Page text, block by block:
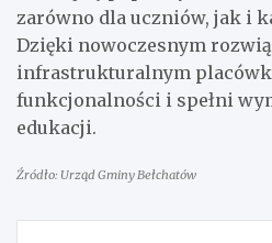
zarówno dla uczniów, jak i
Dzięki nowoczesnym
infrastrukturalnym
funkcjonalności i spełni
edukacji.
Źródło: Urząd Gminy Bełchatów